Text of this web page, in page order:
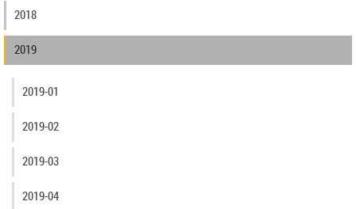
2018
2019
2019-01
2019-02
2019-03
2019-04